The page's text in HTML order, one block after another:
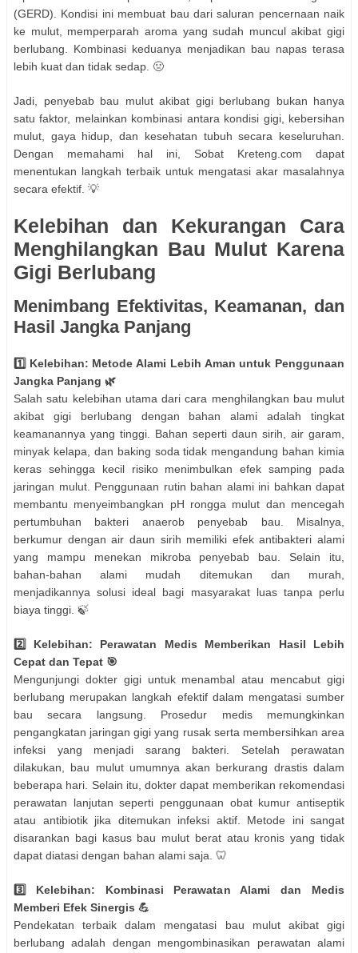
(GERD). Kondisi ini membuat bau dari saluran pencernaan naik
ke mulut, memperparah aroma yang sudah muncul akibat gigi
berlubang. Kombinasi keduanya menjadikan bau napas terasa
lebih kuat dan tidak sedap. 🤢
Jadi, penyebab bau mulut akibat gigi berlubang bukan hanya
satu faktor, melainkan kombinasi antara kondisi gigi, kebersihan
mulut, gaya hidup, dan kesehatan tubuh secara keseluruhan.
Dengan memahami hal ini, Sobat Kreteng.com dapat
menentukan langkah terbaik untuk mengatasi akar masalahnya
secara efektif. 💡
Kelebihan dan Kekurangan Cara
Menghilangkan Bau Mulut Karena
Gigi Berlubang
Menimbang Efektivitas, Keamanan, dan
Hasil Jangka Panjang
1️⃣ Kelebihan: Metode Alami Lebih Aman untuk Penggunaan
Jangka Panjang 🌿
Salah satu kelebihan utama dari cara menghilangkan bau mulut
akibat gigi berlubang dengan bahan alami adalah tingkat
keamanannya yang tinggi. Bahan seperti daun sirih, air garam,
minyak kelapa, dan baking soda tidak mengandung bahan kimia
keras sehingga kecil risiko menimbulkan efek samping pada
jaringan mulut. Penggunaan rutin bahan alami ini bahkan dapat
membantu menyeimbangkan pH rongga mulut dan mencegah
pertumbuhan bakteri anaerob penyebab bau. Misalnya,
berkumur dengan air daun sirih memiliki efek antibakteri alami
yang mampu menekan mikroba penyebab bau. Selain itu,
bahan-bahan alami mudah ditemukan dan murah,
menjadikannya solusi ideal bagi masyarakat luas tanpa perlu
biaya tinggi. 🍃
2️⃣ Kelebihan: Perawatan Medis Memberikan Hasil Lebih
Cepat dan Tepat 🎯
Mengunjungi dokter gigi untuk menambal atau mencabut gigi
berlubang merupakan langkah efektif dalam mengatasi sumber
bau secara langsung. Prosedur medis memungkinkan
pengangkatan jaringan gigi yang rusak serta membersihkan area
infeksi yang menjadi sarang bakteri. Setelah perawatan
dilakukan, bau mulut umumnya akan berkurang drastis dalam
beberapa hari. Selain itu, dokter dapat memberikan rekomendasi
perawatan lanjutan seperti penggunaan obat kumur antiseptik
atau antibiotik jika ditemukan infeksi aktif. Metode ini sangat
disarankan bagi kasus bau mulut berat atau kronis yang tidak
dapat diatasi dengan bahan alami saja. 🦷
3️⃣ Kelebihan: Kombinasi Perawatan Alami dan Medis
Memberi Efek Sinergis 💪
Pendekatan terbaik dalam mengatasi bau mulut akibat gigi
berlubang adalah dengan mengombinasikan perawatan alami